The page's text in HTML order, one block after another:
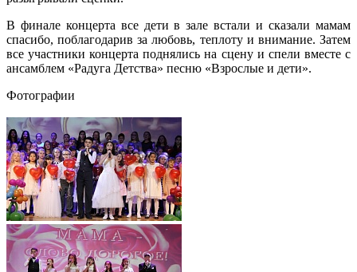
В финале концерта все дети в зале встали и сказали мамам
спасибо, поблагодарив за любовь, теплоту и внимание. Затем
все участники концерта поднялись на сцену и спели вместе с
ансамблем «Радуга Детства» песню «Взрослые и дети».
Фотографии